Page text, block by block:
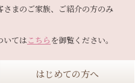
さまのご家族、ご紹介の方のみ
いてはこちら
はじめての方へ